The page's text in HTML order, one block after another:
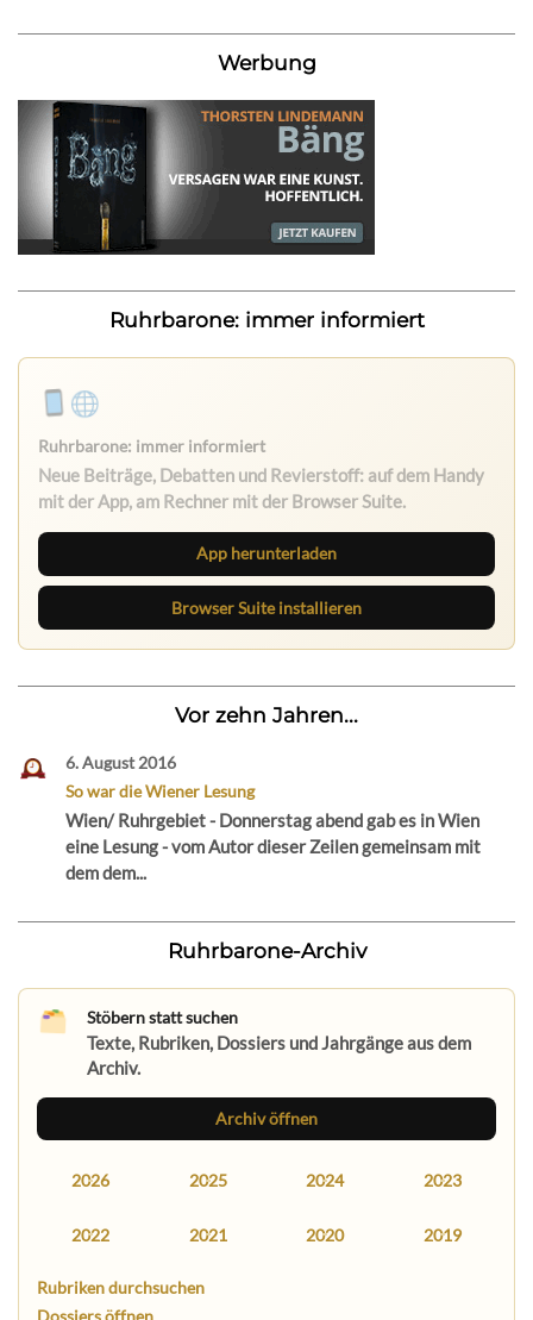
Werbung
Ruhrbarone: immer informiert
Ruhrbarone: immer informiert
Neue Beiträge, Debatten und Revierstoff: auf dem Handy
mit der App, am Rechner mit der Browser Suite.
App herunterladen
Browser Suite installieren
Vor zehn Jahren...
6. August 2016
So war die Wiener Lesung
Wien/ Ruhrgebiet - Donnerstag abend gab es in Wien
eine Lesung - vom Autor dieser Zeilen gemeinsam mit
dem dem...
Ruhrbarone-Archiv
Stöbern statt suchen
Texte, Rubriken, Dossiers und Jahrgänge aus dem
Archiv.
Archiv öffnen
2026 2025 2024 2023
2022 2021 2020 2019
Rubriken durchsuchen
Dossiers öffnen